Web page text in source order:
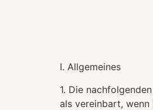
I. Allgemeines
1. Die
als vereinbart, wenn